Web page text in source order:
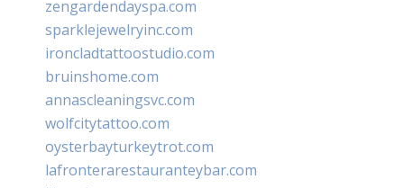
zengardendayspa.com
sparklejewelryinc.com
ironcladtattoostudio.com
bruinshome.com
annascleaningsvc.com
wolfcitytattoo.com
oysterbayturkeytrot.com
lafronterarestauranteybar.com